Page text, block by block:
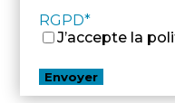
RGPD*
J’accepte la